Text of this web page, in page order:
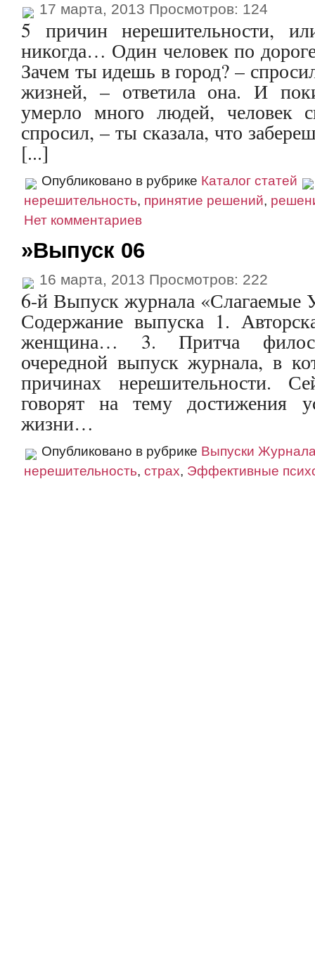
17 марта, 2013 Просмотров: 124
5 причин нерешительности,
никогда… Один человек по
Зачем ты идешь в город? –
жизней, – ответила она. И
умерло много людей, человек
спросил, – ты сказала, что
[...]
Опубликовано в рубрике Каталог статей
нерешительность, принятие решений,
Нет комментариев
»Выпуск 06
16 марта, 2013 Просмотров: 222
6-й Выпуск журнала «Слагаемые
Содержание выпуска 1.
женщина… 3. Притча
очередной выпуск журнала, в
причинах нерешительности.
говорят на тему достижения
жизни…
Опубликовано в рубрике Выпуски
нерешительность, страх, Эффективные